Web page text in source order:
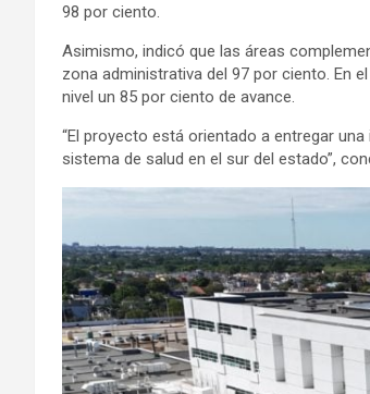
98 por ciento.
Asimismo, indicó que las áreas
zona administrativa del 97 por ciento. En
nivel un 85 por ciento de avance.
“El proyecto está orientado a entregar
sistema de salud en el sur del estado”,